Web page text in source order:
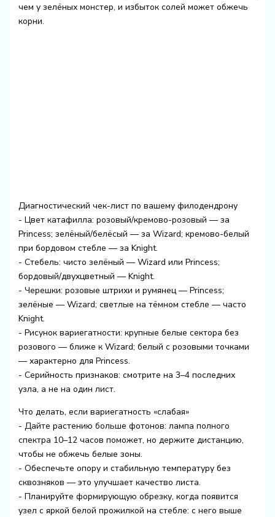
чем у зелёных монстер, и избыток солей может обжечь
корни.
Диагностический чек-лист по вашему филодендрону
- Цвет катафилла: розовый/кремово-розовый — за
Princess; зелёный/белёсый — за Wizard; кремово-белый
при бордовом стебле — за Knight.
- Стебель: чисто зелёный — Wizard или Princess;
бордовый/двухцветный — Knight.
- Черешки: розовые штрихи и румянец — Princess;
зелёные — Wizard; светлые на тёмном стебле — часто
Knight.
- Рисунок вариегатности: крупные белые сектора без
розового — ближе к Wizard; белый с розовыми точками
— характерно для Princess.
- Серийность признаков: смотрите на 3–4 последних
узла, а не на один лист.
Что делать, если вариегатность «слабая»
- Дайте растению больше фотонов: лампа полного
спектра 10–12 часов поможет, но держите дистанцию,
чтобы не обжечь белые зоны.
- Обеспечьте опору и стабильную температуру без
сквозняков — это улучшает качество листа.
- Планируйте формирующую обрезку, когда появится
узел с яркой белой прожилкой на стебле: с него выше